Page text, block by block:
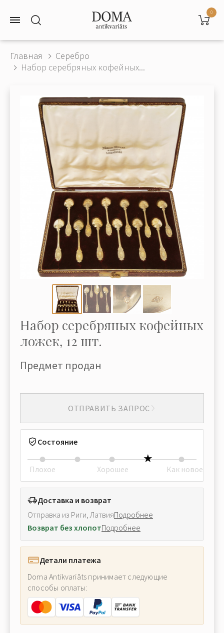
0
Главная
Серебро
Набор серебряных кофейных...
Набор серебряных кофейных
ложек, 12 шт.
Предмет продан
ОТПРАВИТЬ ЗАПРОС
Состояние
Плохое Хорошее Как новое
Доставка и возврат
Отправка из Риги, ЛатвияПодробнее
Возврат без хлопотПодробнее
Детали платежа
Doma Antikvariāts принимает следующие
способы оплаты: